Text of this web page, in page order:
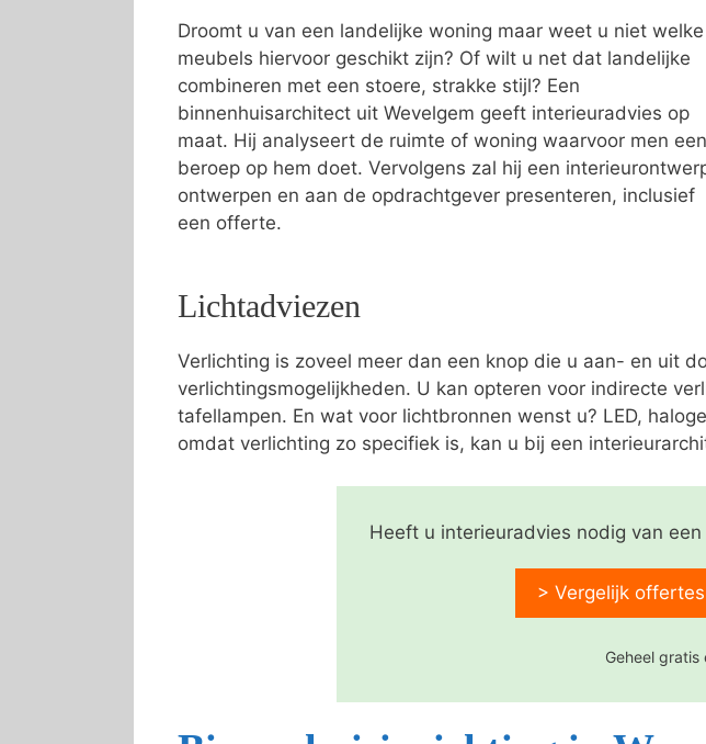
Droomt u van een landelijke woning maar weet u niet welke
meubels hiervoor geschikt zijn? Of wilt u net dat landelijke
combineren met een stoere, strakke stijl? Een
binnenhuisarchitect uit Wevelgem geeft interieuradvies op
maat. Hij analyseert de ruimte of woning waarvoor men een
beroep op hem doet. Vervolgens zal hij een
ontwerpen en aan de opdrachtgever presenteren, inclusief
een offerte.
Lichtadviezen
Verlichting is zoveel meer dan een knop die u aan- en uit
verlichtingsmogelijkheden. U kan opteren voor indirecte
tafellampen. En wat voor lichtbronnen wenst u? LED,
omdat verlichting zo specifiek is, kan u bij een
Heeft u interieuradvies nodig van
> Vergelijk
Geheel